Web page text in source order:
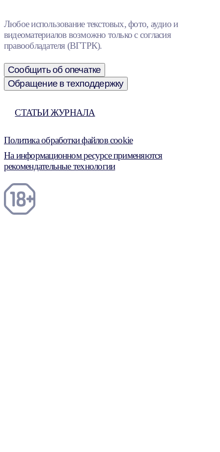
Любое использование текстовых, фото, аудио и
видеоматериалов возможно только с согласия
правообладателя (ВГТРК).
Сообщить об опечатке
Обращение в техподдержку
СТАТЬИ ЖУРНАЛА
Политика обработки файлов cookie
На информационном ресурсе применяются
рекомендательные технологии